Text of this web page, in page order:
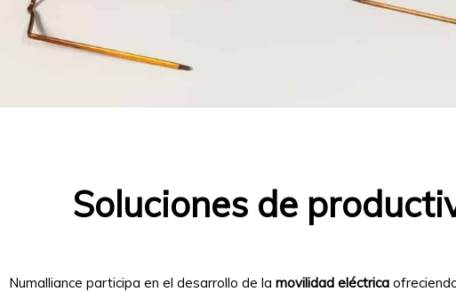
Soluciones de
Numalliance participa en el desarrollo de la movilidad eléctrica